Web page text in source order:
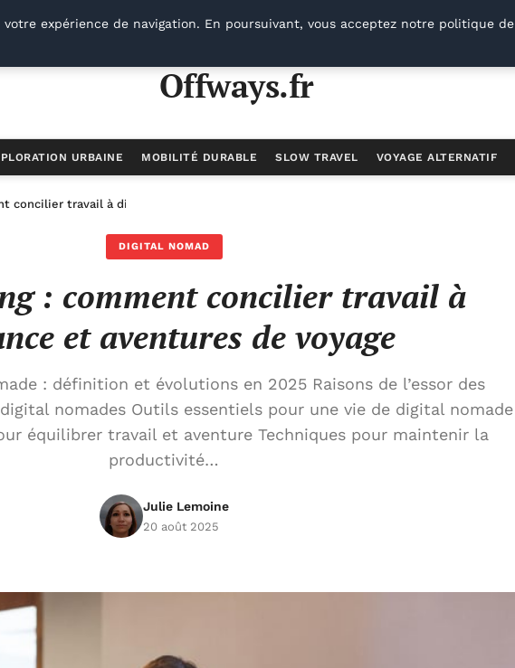
Offways.fr
URBAINE MOBILITÉ DURABLE SLOW TRAVEL VOYAGE ALTERNATIF
concilier travail à distance et aventures de voyage
DIGITAL NOMAD
: comment concilier travail à
et aventures de voyage
: définition et évolutions en 2025 Raisons de l’essor des
nomades Outils essentiels pour une vie de digital nomade
équilibrer travail et aventure Techniques pour maintenir la
productivité…
Julie Lemoine
20 août 2025
expérience de navigation. En poursuivant, vous acceptez notre politique de